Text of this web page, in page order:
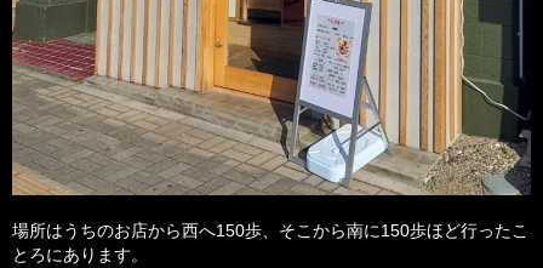
場所はうちのお店から西へ150歩、そこから南に150歩ほど行ったこ
とろにあります。